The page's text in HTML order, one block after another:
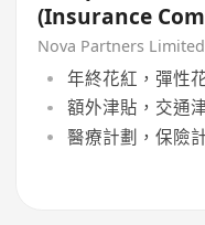
(Insurance
問ASS/VP（保險
Nova Partners Limited
年終花紅，彈性
額外津貼，交通
醫療計劃，保險